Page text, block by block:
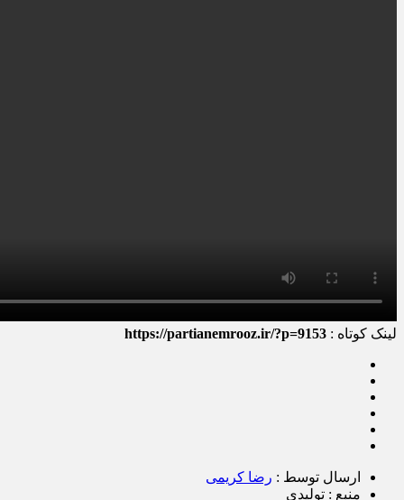
لینک کوتاه : https://partianemrooz.ir/?p=9153
ارسال توسط : رضا کریمی
منبع : تولیدی